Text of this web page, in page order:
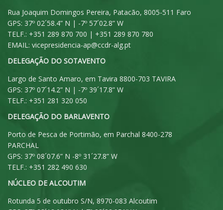
Rua Joaquim Domingos Pereira, Patacão, 8005-511 Faro
GPS: 37º 02´58.4” N | -7º 57´02.8” W
TELF.: +351 289 870 700 | +351 289 870 780
EMAIL: vicepresidencia-ap@ccdr-alg.pt
DELEGAÇÃO DO SOTAVENTO
Largo de Santo Amaro, em Tavira 8800-703 TAVIRA
GPS: 37º 07´14.2” N | -7º 39´17.8” W
TELF.: +351 281 320 050
DELEGAÇÃO DO BARLAVENTO
Porto de Pesca de Portimão, em Parchal 8400-278
PARCHAL
GPS: 37º 08´07.6” N -8º 31´27.8” W
TELF.: +351 282 490 630
NÚCLEO DE ALCOUTIM
Rotunda 5 de outubro S/N, 8970-083 Alcoutim